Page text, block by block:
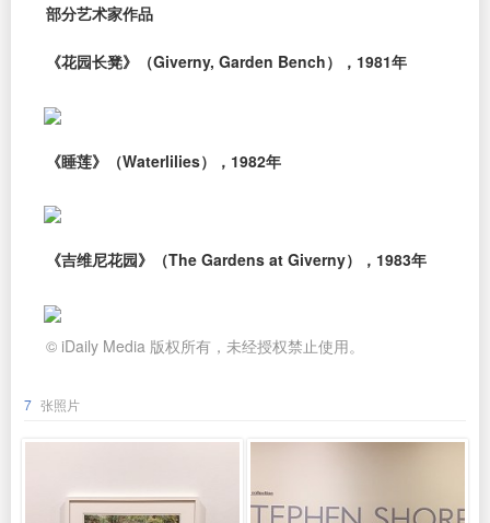
部分艺术家作品
《花园长凳》（Giverny, Garden Bench），1981年
《睡莲》（Waterlilies），1982年
《吉维尼花园》（The Gardens at Giverny），1983年
© iDaily Media 版权所有，未经授权禁止使用。
7 张照片